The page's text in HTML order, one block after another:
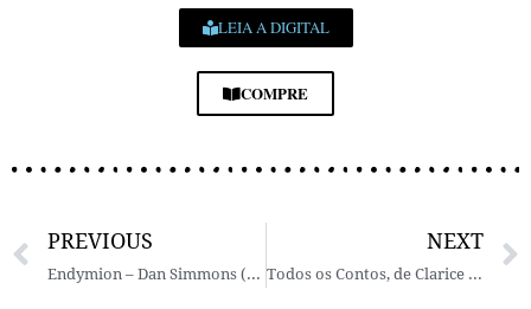
LEIA A DIGITAL
COMPRE
PREVIOUS
Endymion – Dan Simmons (Ed. Aleph)
NEXT
Todos os Contos, de Clarice Lispector (Ed. Rocco)